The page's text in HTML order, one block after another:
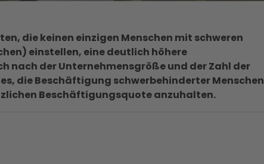
die keinen einzigen Menschen mit schweren
einstellen, eine deutlich höhere
nach der Unternehmensgröße und der Zahl der
die Beschäftigung schwerbehinderter Menschen
Beschäftigungsquote anzuhalten.